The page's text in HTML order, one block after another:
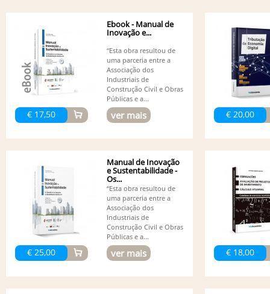
€ 17,50
Ebook - Manual de
Inovação e...
“Esta obra resultou de
uma parceria entre a
Associação dos
Industriais de
Construção Civil e Obras
Públicas e a...
ver mais € 20,00
€ 25,00
Manual de Inovação
e Sustentabilidade -
Os...
“Esta obra resultou de
uma parceria entre a
Associação dos
Industriais de
Construção Civil e Obras
Públicas e a...
ver mais € 18,00